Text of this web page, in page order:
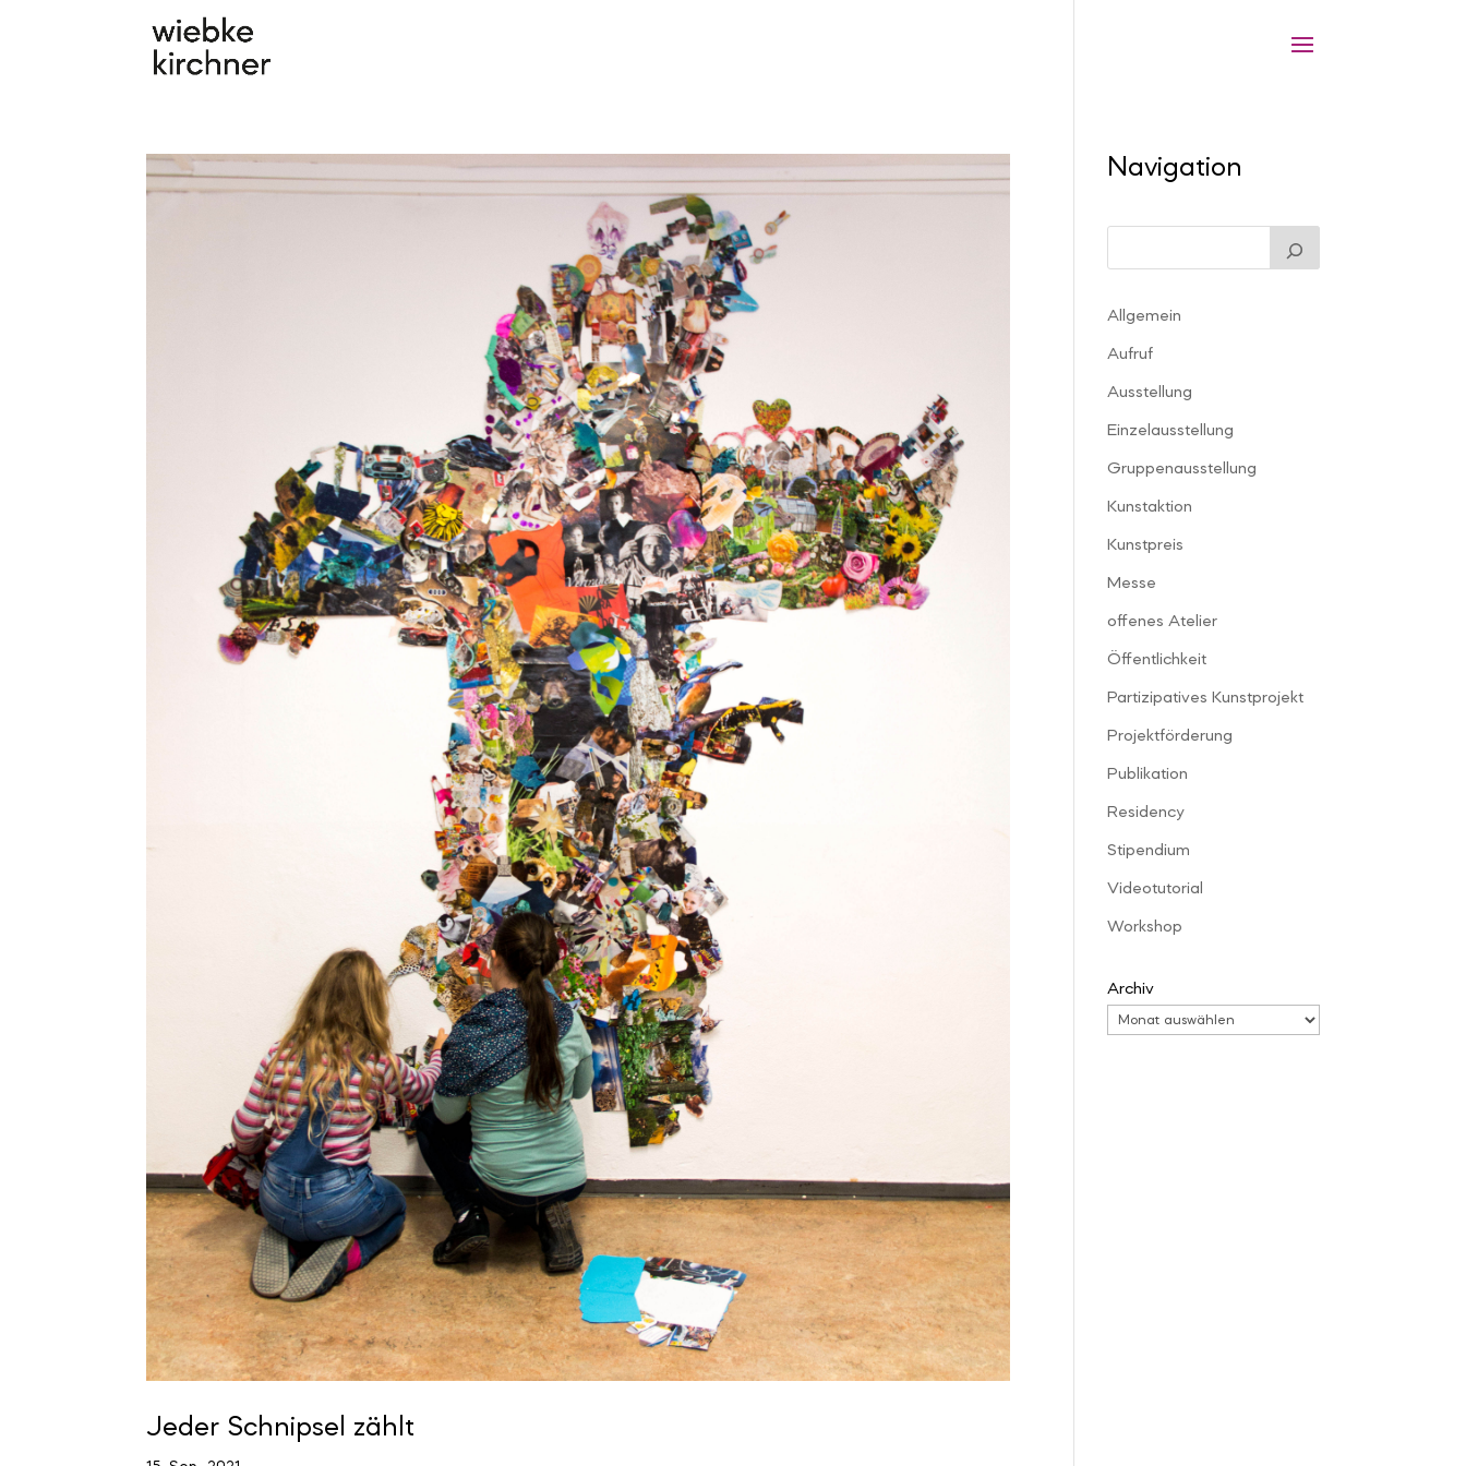
Jeder Schnipsel zählt
Navigation
Allgemein
Aufruf
Ausstellung
Einzelausstellung
Gruppenausstellung
Kunstaktion
Kunstpreis
Messe
offenes Atelier
Öffentlichkeit
Partizipatives Kunstprojekt
Projektförderung
Publikation
Residency
Stipendium
Videotutorial
Workshop
Archiv